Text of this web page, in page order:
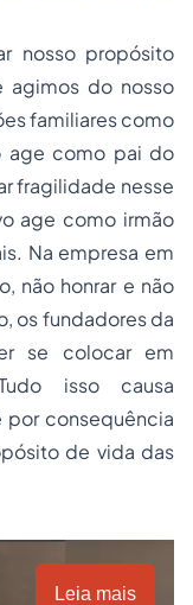
nosso propósito
agimos do nosso
familiares como
age como pai do
fragilidade nesse
age como irmão
Na empresa em
não honrar e não
os fundadores da
se colocar em
isso causa
consequência
de vida das
Leia mais